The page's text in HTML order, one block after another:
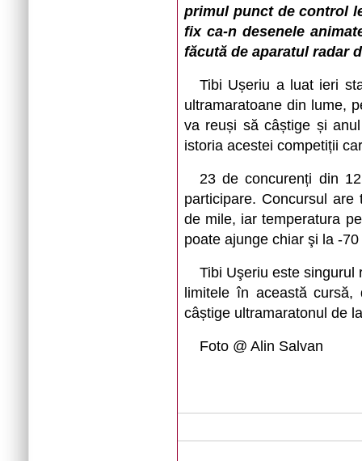
primul punct de control
fix ca-n desenele
făcută de aparatul radar
Tibi Ușeriu a luat ieri
ultramaratoane din lume,
va reuși să câștige și
istoria acestei competiții
23 de concurenți din
participare. Concursul
de mile, iar temperatura
poate ajunge chiar şi la -
Tibi Uşeriu este
limitele în această
câștige ultramaratonul de
Foto @ Alin Salvan